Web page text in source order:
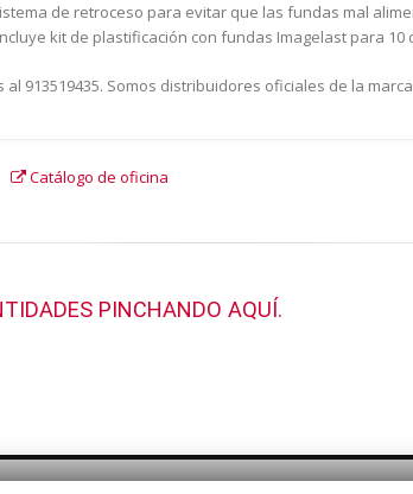
de retroceso para evitar que las fundas mal
kit de plastificación con fundas Imagelast para 10
913519435. Somos distribuidores oficiales de la marca
Catálogo de oficina
PINCHANDO AQUÍ.